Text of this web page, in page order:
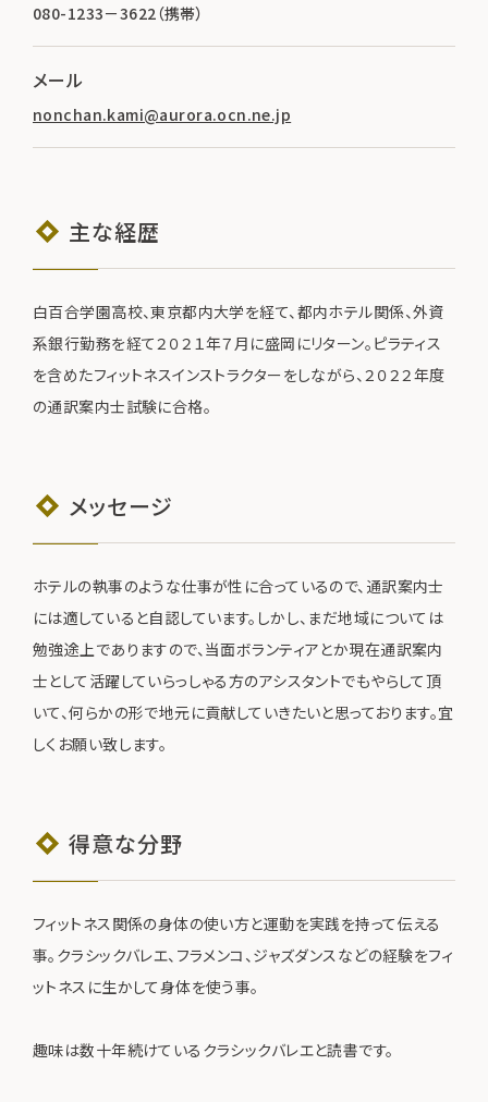
080-1233－3622（携帯）
メール
nonchan.kami@aurora.ocn.ne.jp
主な経歴
白百合学園高校、東京都内大学を経て、都内ホテル関係、外資
系銀行勤務を経て２０２１年７月に盛岡にリターン。ピラティス
を含めたフィットネスインストラクターをしながら、２０２２年度
の通訳案内士試験に合格。
メッセージ
ホテルの執事のような仕事が性に合っているので、通訳案内士
には適していると自認しています。しかし、まだ地域については
勉強途上でありますので、当面ボランティアとか現在通訳案内
士として活躍していらっしゃる方のアシスタントでもやらして頂
いて、何らかの形で地元に貢献していきたいと思っております。宜
しくお願い致します。
得意な分野
フィットネス関係の身体の使い方と運動を実践を持って伝える
事。クラシックバレエ、フラメンコ、ジャズダンスなどの経験をフィ
ットネスに生かして身体を使う事。
趣味は数十年続けているクラシックバレエと読書です。